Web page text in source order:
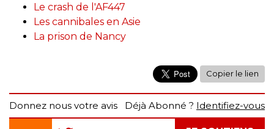
Le crash de l'AF447
Les cannibales en Asie
La prison de Nancy
Copier le lien
Donnez nous votre avis Déjà Abonné ? Identifiez-vous